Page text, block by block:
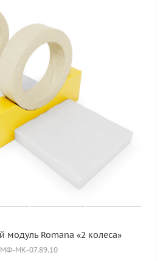
модуль Romana «2 колеса»
МК-07.89.10